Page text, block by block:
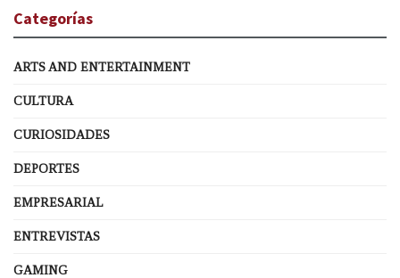
Categorías
ARTS AND ENTERTAINMENT
CULTURA
CURIOSIDADES
DEPORTES
EMPRESARIAL
ENTREVISTAS
GAMING